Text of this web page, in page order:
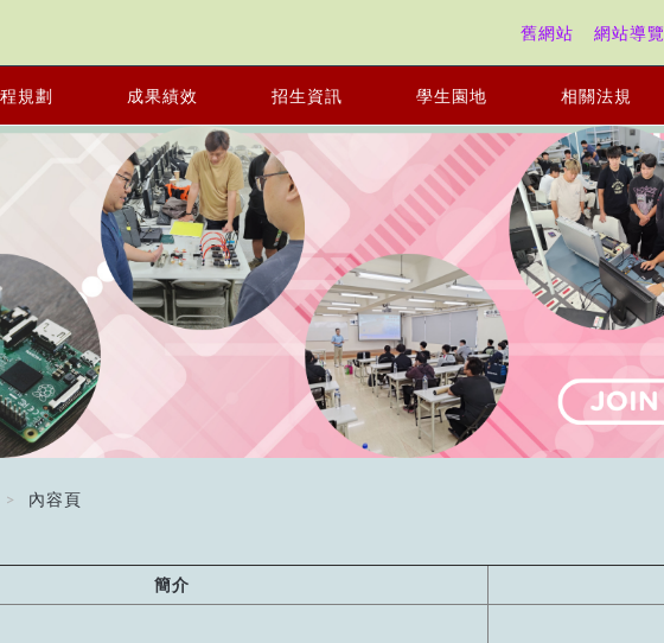
舊網站 網站導覽
規劃 成果績效 招生資訊 學生園地 相關法規
內容頁
簡介